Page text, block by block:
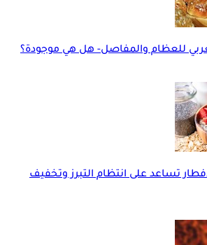
للعظام والمفاصل- هل هي موجودة؟
تساعد على انتظام التبرز وتخفيف